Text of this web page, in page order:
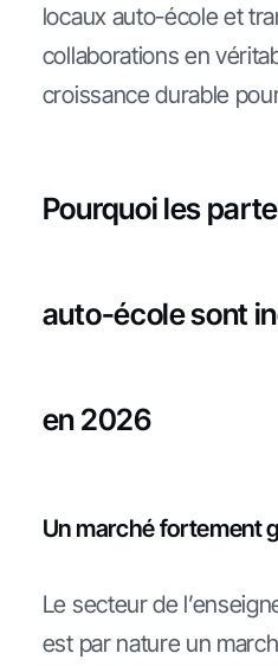
locaux auto-école et
collaborations en
croissance durable
Pourquoi les
auto-école sont
en 2026
Un marché fortement
Le secteur de
est par nature un